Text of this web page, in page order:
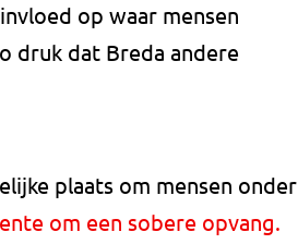
op waar mensen
druk dat Breda andere
plaats om mensen onder
om een sobere opvang.